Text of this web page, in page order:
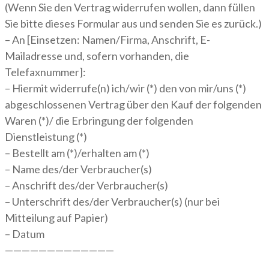
(Wenn Sie den Vertrag widerrufen wollen, dann füllen
Sie bitte dieses Formular aus und senden Sie es zurück.)
– An [Einsetzen: Namen/Firma, Anschrift, E-
Mailadresse und, sofern vorhanden, die
Telefaxnummer]:
– Hiermit widerrufe(n) ich/wir (*) den von mir/uns (*)
abgeschlossenen Vertrag über den Kauf der folgenden
Waren (*)/ die Erbringung der folgenden
Dienstleistung (*)
– Bestellt am (*)/erhalten am (*)
– Name des/der Verbraucher(s)
– Anschrift des/der Verbraucher(s)
– Unterschrift des/der Verbraucher(s) (nur bei
Mitteilung auf Papier)
– Datum
—————————————